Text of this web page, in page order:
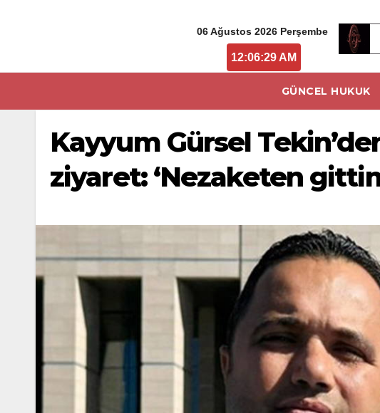
06 Ağustos 2026 Perşembe
12:06:30 AM
GÜNCEL HUKUK
Kayyum Gürsel
ziyaret: ‘Nezaketen